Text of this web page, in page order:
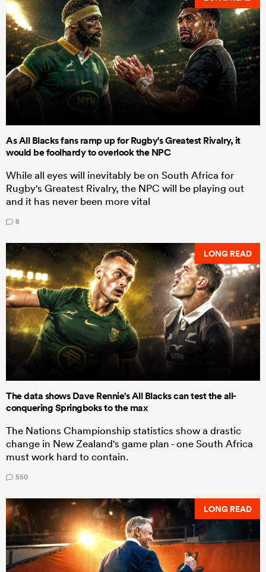
As All Blacks fans ramp up for Rugby's Greatest Rivalry, it
would be foolhardy to overlook the NPC
While all eyes will inevitably be on South Africa for
Rugby's Greatest Rivalry, the NPC will be playing out
and it has never been more vital
8
LONG READ
The data shows Dave Rennie's All Blacks can test the all-
conquering Springboks to the max
The Nations Championship statistics show a drastic
change in New Zealand's game plan - one South Africa
must work hard to contain.
550
LONG READ